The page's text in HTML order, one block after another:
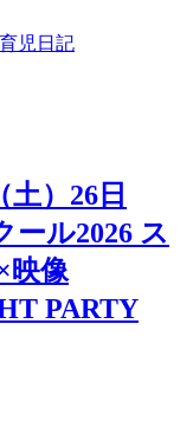
）26日
ール2026 ス
映像
PARTY